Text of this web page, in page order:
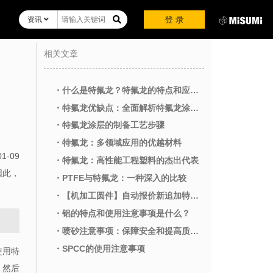
登 录
资讯
09
，
用特
然后
相关文章
・什么是特氟龙？特氟龙的特点和应用领域
・特氟龙优缺点：全面解析特氟龙涂层的利与弊
・特氟龙涂层的制备工艺步骤
・特氟龙：多领域应用的优越材料
・特氟龙：高性能工程塑料的杰出代表
・PTFE与特氟龙：一种深入的比较
・【机加工圆件】自动报价新追加特氟龙材质！
・铝的特点和使用注意事项是什么？
・喷砂注意事项：保障安全和提高质量的关键
・SPCC的使用注意事项